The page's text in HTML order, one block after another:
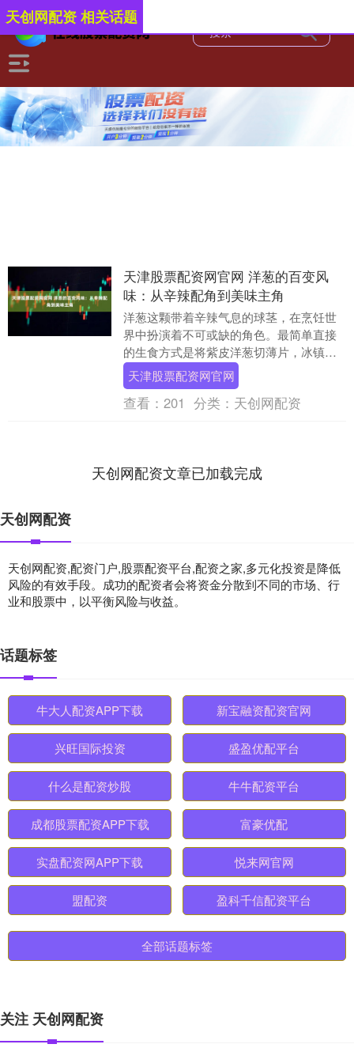
天创网配资 相关话题
天津股票配资网官网 洋葱的百变风
味：从辛辣配角到美味主角
洋葱这颗带着辛辣气息的球茎，在烹饪世
界中扮演着不可或缺的角色。最简单直接
的生食方式是将紫皮洋葱切薄片，冰镇后
撒上盐和柠檬汁，辛辣味转为清甜，搭配
烤肉最能解腻。升....
天津股票配资网官网
查看： 201 分类： 天创网配资
天创网配资文章已加载完成
天创网配资
天创网配资,配资门户,股票配资平台,配资之家,多元化投资是降低
风险的有效手段。成功的配资者会将资金分散到不同的市场、行
业和股票中，以平衡风险与收益。
话题标签
牛大人配资APP下载 新宝融资配资官网
兴旺国际投资 盛盈优配平台
什么是配资炒股 牛牛配资平台
成都股票配资APP下载 富豪优配
实盘配资网APP下载 悦来网官网
盟配资 盈科千信配资平台
全部话题标签
关注 天创网配资